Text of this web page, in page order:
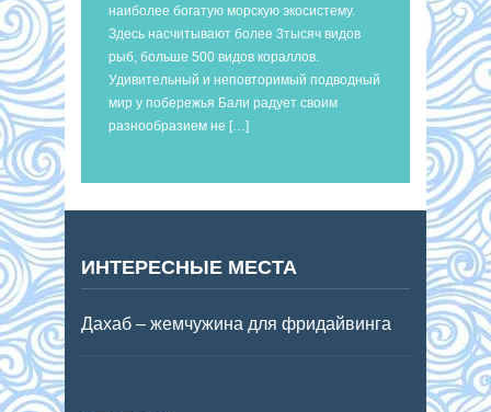
наиболее богатую морскую экосистему.
Здесь насчитывают более 3тысяч видов
рыб, больше 500 видов кораллов.
Удивительный и неповторимый подводный
мир у побережья Бали радует своим
разнообразием не […]
ИНТЕРЕСНЫЕ МЕСТА
Дахаб – жемчужина для фридайвинга